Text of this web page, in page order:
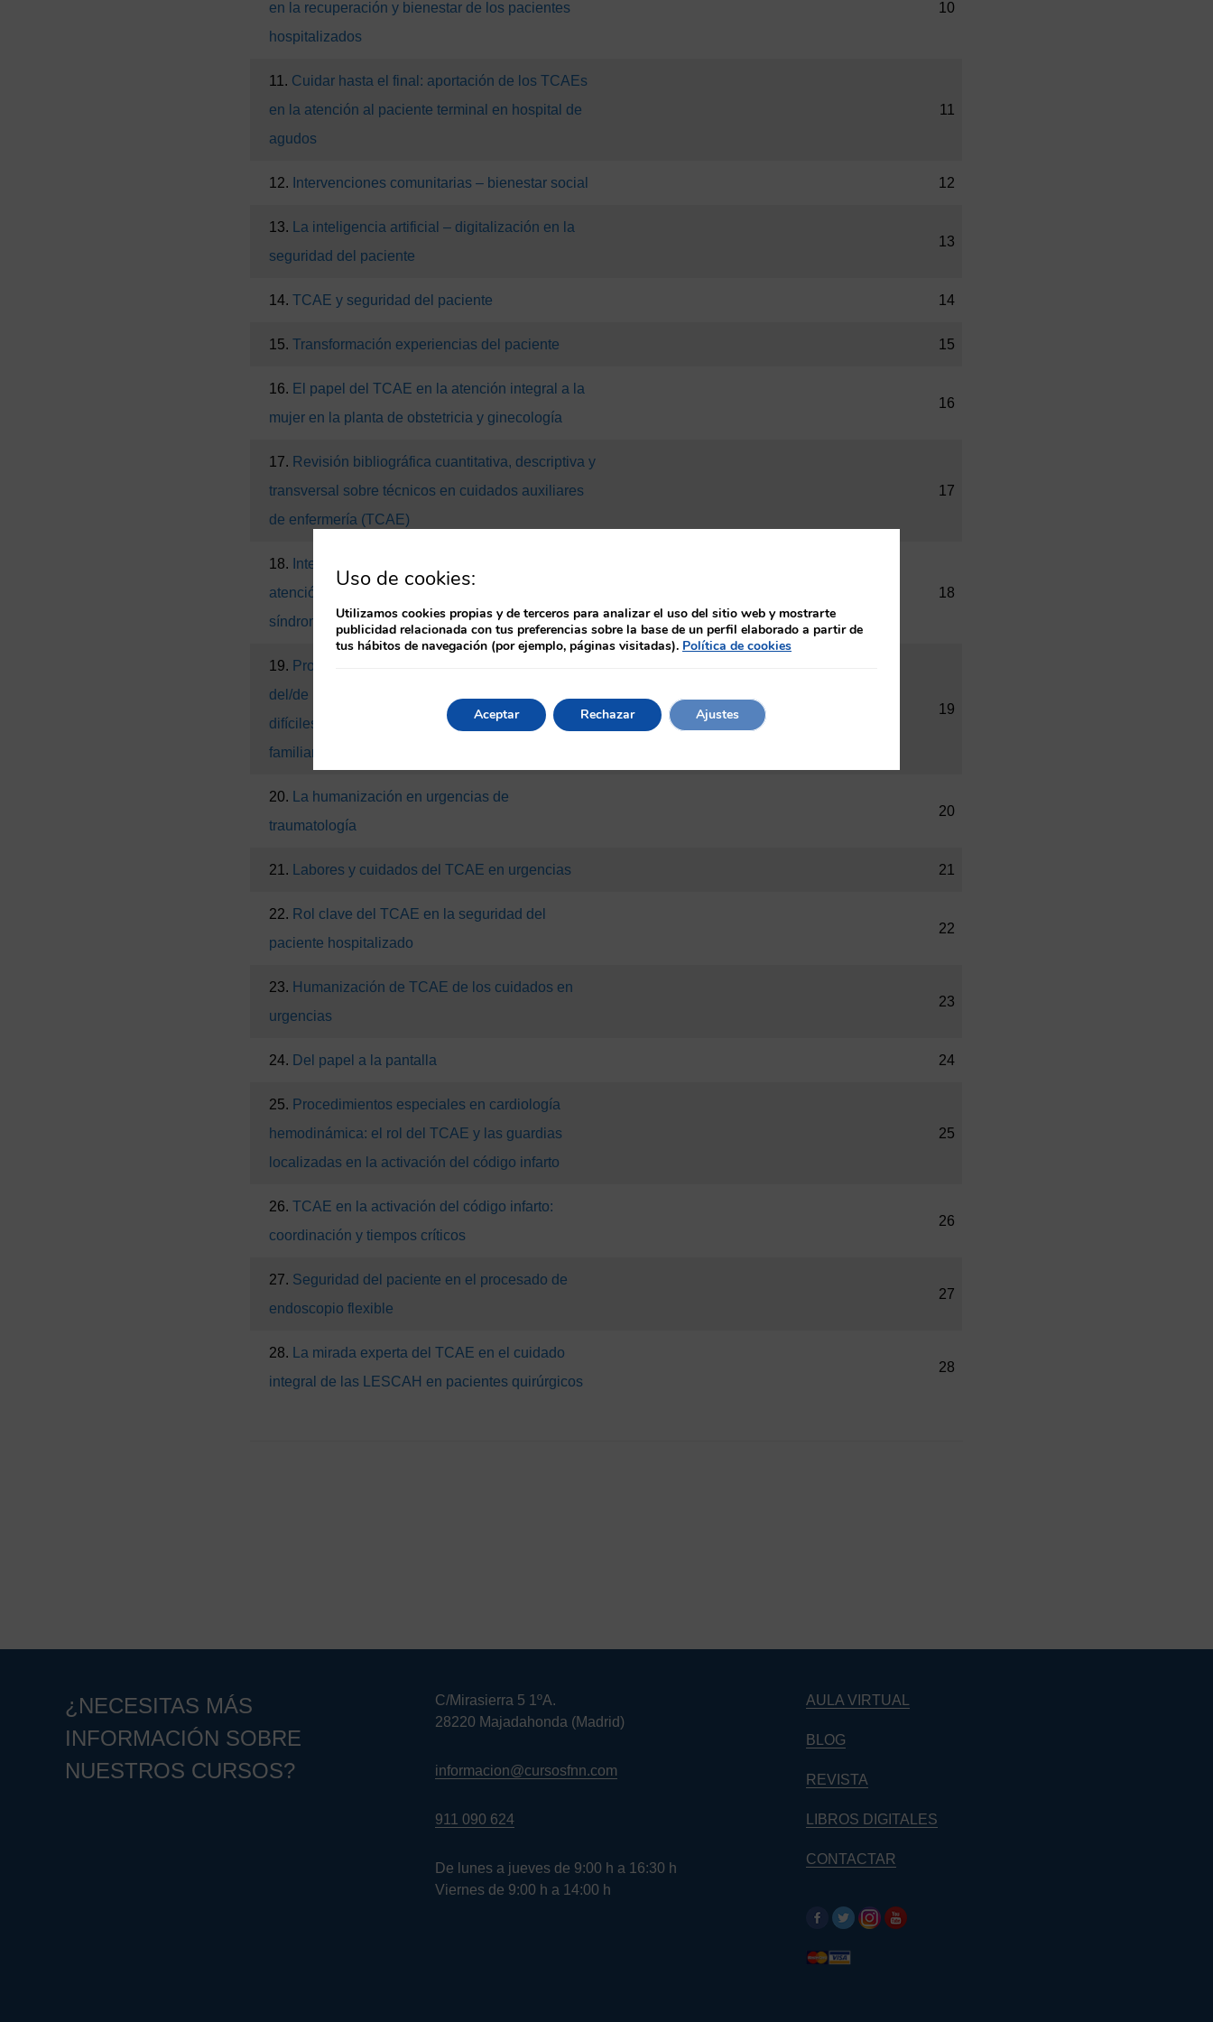
en la recuperación y bienestar de los pacientes
hospitalizados
10
11. Cuidar hasta el final: aportación de los TCAEs
en la atención al paciente terminal en hospital de
agudos
11
12. Intervenciones comunitarias – bienestar social 12
13.
La inteligencia artificial – digitalización en la
seguridad del paciente
13
14. TCAE y seguridad del paciente 14
15. Transformación experiencias del paciente 15
16. El papel del TCAE en la atención integral a la
mujer en la planta de obstetricia y ginecología
16
17. Revisión bibliográfica cuantitativa, descriptiva y
transversal sobre técnicos en cuidados auxiliares
de enfermería (TCAE)
17
18. Integración del/de la TCAE en el plan de
atención de enfermería (PAE) en pacientes con
síndrome de Takotsubo (corazón roto) – STT
18
19. Propuesta de iniciativa educativa: formación
del/de la TCAE en la comunicación en situaciones
difíciles. Acompañamiento de pacientes y
familiares
19
20.
La humanización en urgencias de
traumatología
20
21. Labores y cuidados del TCAE en urgencias 21
22. Rol clave del TCAE en la seguridad del
paciente hospitalizado
22
23. Humanización de TCAE de los cuidados en
urgencias
23
24. Del papel a la pantalla 24
25. Procedimientos especiales en cardiología
hemodinámica: el rol del TCAE y las guardias
localizadas en la activación del código infarto
25
26. TCAE en la activación del código infarto:
coordinación y tiempos críticos
26
27. Seguridad del paciente en el procesado de
endoscopio flexible
27
28.
La mirada experta del TCAE en el cuidado
integral de las LESCAH en pacientes quirúrgicos
28
¿NECESITAS MÁS
INFORMACIÓN SOBRE
NUESTROS CURSOS?
C/Mirasierra 5 1ºA.
28220 Majadahonda (Madrid)
informacion@cursosfnn.com
911 090 624
De lunes a jueves de 9:00 h a 16:30 h
Viernes de 9:00 h a 14:00 h
AULA VIRTUAL
BLOG
REVISTA
LIBROS DIGITALES
CONTACTAR
Uso de cookies:
Utilizamos cookies propias y de terceros para analizar el uso del sitio web y mostrarte
publicidad relacionada con tus preferencias sobre la base de un perfil elaborado a partir de
tus hábitos de navegación (por ejemplo, páginas visitadas). Política de cookies
Aceptar Rechazar Ajustes